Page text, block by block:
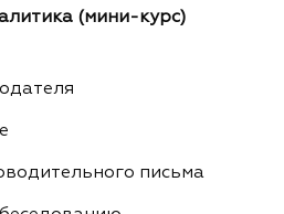
(мини-курс)
письма